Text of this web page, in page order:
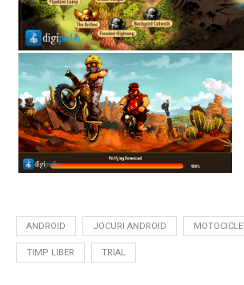
ANDROID JOCURI ANDROID
TIMP LIBER TRIAL